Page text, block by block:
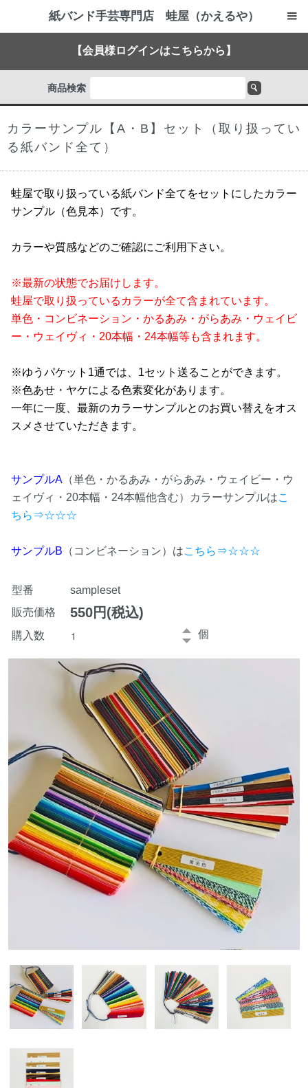
紙バンド手芸専門店 蛙屋（かえるや）
【会員様ログインはこちらから】
商品検索
カラーサンプル【A・B】セット（取り扱ってい
る紙バンド全て）
蛙屋で取り扱っている紙バンド全てをセットにしたカラー
サンプル（色見本）です。
カラーや質感などのご確認にご利用下さい。
※最新の状態でお届けします。
蛙屋で取り扱っているカラーが全て含まれています。
単色・コンビネーション・かるあみ・がらあみ・ウェイビ
ー・ウェイヴィ・20本幅・24本幅等も含まれます。
※ゆうパケット1通では、1セット送ることができます。
※色あせ・ヤケによる色素変化があります。
一年に一度、最新のカラーサンプルとのお買い替えをオス
スメさせていただきます。
サンプルA（単色・かるあみ・がらあみ・ウェイビー・ウ
ェイヴィ・20本幅・24本幅他含む）カラーサンプルはこ
ちら⇒☆☆☆
サンプルB （コンビネーション）はこちら⇒☆☆☆
型番
sampleset
販売価格
550円(税込)
購入数 個